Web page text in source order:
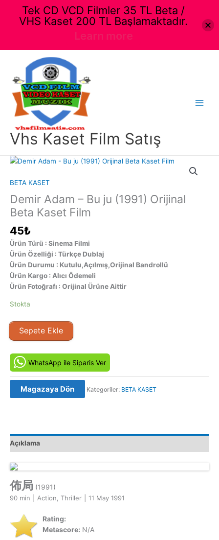
Vhs Kaset Film Satış
BETA KASET
Demir Adam – Bu ju (1991) Orijinal
Beta Kaset Film
45₺
Ürün Türü : Sinema Filmi
Ürün Özelliği : Türkçe Dublaj
Ürün Durumu : Kutulu,Açılmış,Orijinal Bandrollü
Ürün Kargo : Alıcı Ödemeli
Ürün Fotoğrafı : Orijinal Ürüne Aittir
Stokta
Demir
Adam
Bu
ju
(1991)
Orijinal
adet
Sepete Ekle
WhatsApp ile Siparis Ver
Magazaya Dön Kategoriler: BETA KASET
Açıklama
佈局 (1991)
90 min Action, Thriller 11 May 1991
Rating:
Metascore: N/A
Tek CD VCD Filmler 35 TL Beta /
VHS Kaset 200 TL Başlamaktadır.
Learn more